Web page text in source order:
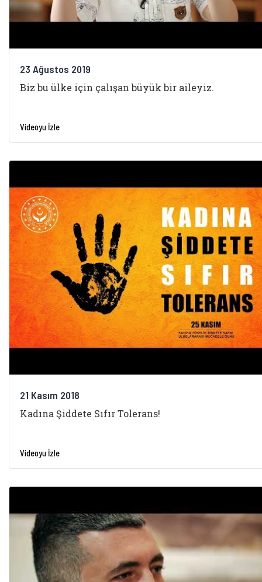
23 Ağustos 2019
Biz bu ülke için çalışan büyük bir aileyiz.
Videoyu İzle
21 Kasım 2018
Kadına Şiddete Sıfır Tolerans!
Videoyu İzle